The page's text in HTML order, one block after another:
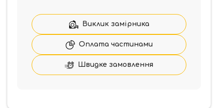
алюмінієвого
сплаву
54TI/40
кількість
Виклик замірника
Оплата частинами
Швидке замовлення